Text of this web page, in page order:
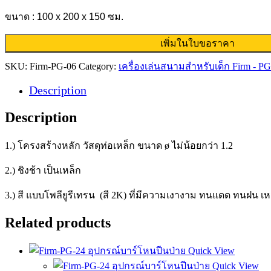
ขนาด : 100 x 200 x 150 ซม.
เพิ่มในใบขอราคา
SKU: Firm-PG-06 Category: เครื่องเล่นสนามสำหรับเด็ก Firm - PG
Description
Description
1.) โครงสร้างหลัก วัสดุท่อเหล็ก ขนาด ø ไม่น้อยกว่า 1.2
2.) ชิงช้า เป็นเหล็ก
3.) สี แบบโพลียูรีเทรน (สี 2K) ที่มีความเงางาม ทนแดด ทนฝน เ
Related products
Quick View
Quick View